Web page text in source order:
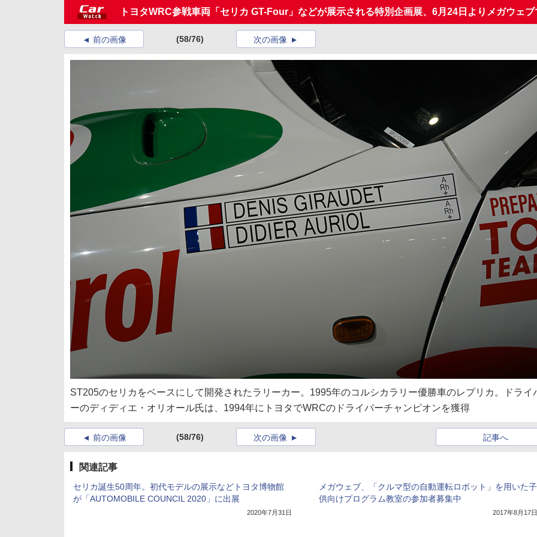
トヨタWRC参戦車両「セリカ GT-Four」などが展示される特別企画展、6月24日よりメガウェブ
前の画像 (58/76) 次の画像
ST205のセリカをベースにして開発されたラリーカー。1995年のコルシカラリー優勝車のレプリカ。ドライ
ーのディディエ・オリオール氏は、1994年にトヨタでWRCのドライバーチャンピオンを獲得
前の画像 (58/76) 記事へ
次の画像
関連記事
セリカ誕生50周年。初代モデルの展示などトヨタ博物館
が「AUTOMOBILE COUNCIL 2020」に出展
2020年7月31日
メガウェブ、「クルマ型の自動運転ロボット」を用いた子
供向けプログラム教室の参加者募集中
2017年8月17日